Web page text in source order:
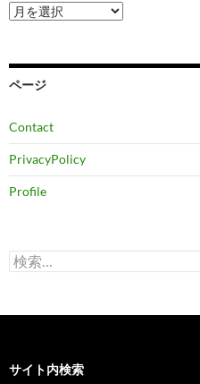
ア
ー
ブ
ページ
Contact
PrivacyPolicy
Profile
検
索:
サイト内検索